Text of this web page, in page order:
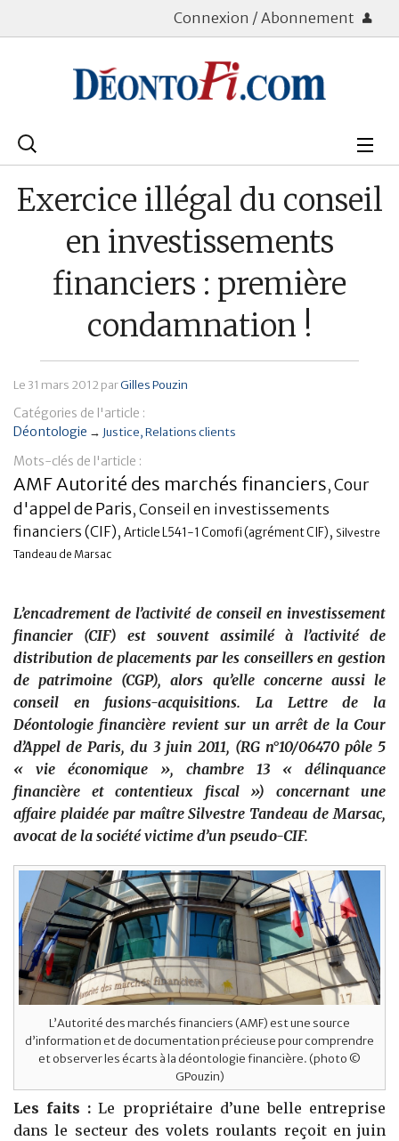
Connexion / Abonnement
Rechercher
Immobilier
Banque
Exercice illégal du conseil
en investissements
financiers : première
condamnation !
Le 31 mars 2012 parGilles Pouzin
Catégories de l'article :
Déontologie → Justice Relations clients
Mots-clés de l'article :
AMF Autorité des marchés financiers, Cour
d'appel de Paris, Conseil en investissements
financiers (CIF), Article L541-1 Comofi (agrément CIF), Silvestre
Tandeau de Marsac
L’encadrement de l’activité de conseil en investissement
financier (CIF) est souvent assimilé à l’activité de
distribution de placements par les conseillers en gestion
de patrimoine (CGP), alors qu’elle concerne aussi le
conseil en fusions-acquisitions. La Lettre de la
Déontologie financière revient sur un arrêt de la Cour
d’Appel de Paris, du 3 juin 2011, (RG n°10/06470 pôle 5
« vie économique », chambre 13 « délinquance
financière et contentieux fiscal ») concernant une
affaire plaidée par maître Silvestre Tandeau de Marsac,
avocat de la société victime d’un pseudo-CIF.
L’Autorité des marchés financiers (AMF) est une source
d’information et de documentation précieuse pour comprendre
et observer les écarts à la déontologie financière. (photo ©
GPouzin)
Les faits : Le propriétaire d’une belle entreprise
dans le secteur des volets roulants reçoit en juin